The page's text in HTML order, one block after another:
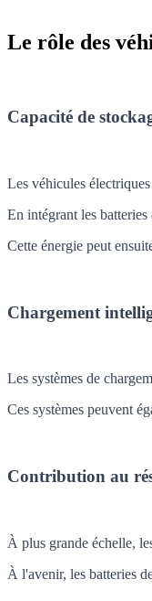
Le rôle des
Capacité de
Les véhicules
En intégrant les batteries
Cette énergie peut
Chargement
Les systèmes de
Ces systèmes peuvent
Contribution au
À plus grande échelle,
À l'avenir, les batteries